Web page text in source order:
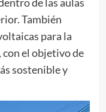
También
para la
el objetivo de
sostenible y